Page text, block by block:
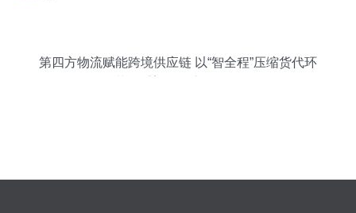
第四方物流赋能跨境供应链 以“智全程”压缩货代环